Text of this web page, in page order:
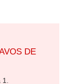
DE